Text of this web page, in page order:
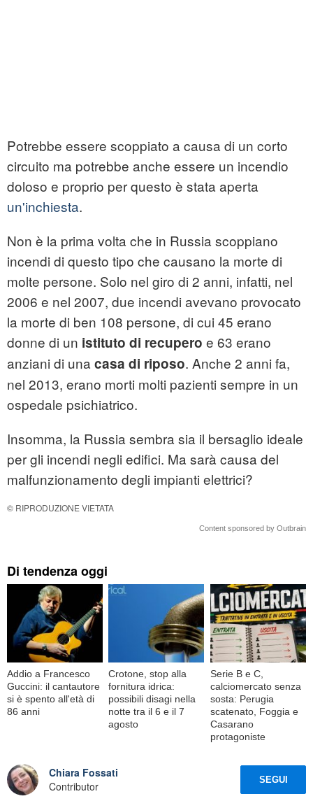
Potrebbe essere scoppiato a causa di un corto
circuito ma potrebbe anche essere un incendio
doloso e proprio per questo è stata aperta
un'inchiesta.
Non è la prima volta che in Russia scoppiano
incendi di questo tipo che causano la morte di
molte persone. Solo nel giro di 2 anni, infatti, nel
2006 e nel 2007, due incendi avevano provocato
la morte di ben 108 persone, di cui 45 erano
donne di un istituto di recupero e 63 erano
anziani di una casa di riposo. Anche 2 anni fa,
nel 2013, erano morti molti pazienti sempre in un
ospedale psichiatrico.
Insomma, la Russia sembra sia il bersaglio ideale
per gli incendi negli edifici. Ma sarà causa del
malfunzionamento degli impianti elettrici?
© RIPRODUZIONE VIETATA
Content sponsored by Outbrain
Di tendenza oggi
Addio a Francesco
Guccini: il cantautore
si è spento all'età di
86 anni
Crotone, stop alla
fornitura idrica:
possibili disagi nella
notte tra il 6 e il 7
agosto
Serie B e C,
calciomercato senza
sosta: Perugia
scatenato, Foggia e
Casarano
protagoniste
Chiara Fossati
Contributor
SEGUI